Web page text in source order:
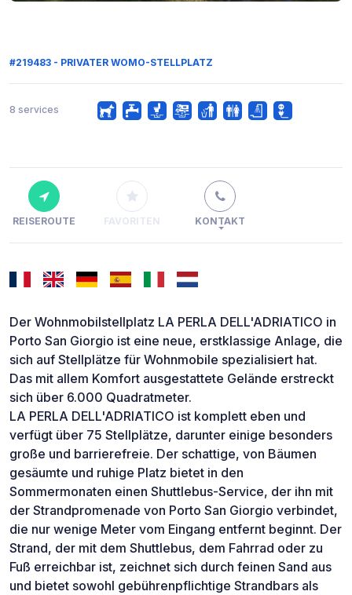
#219483 - PRIVATER WOMO-STELLPLATZ
8 services
REISEROUTE FAVORITEN KONTAKT
Der Wohnmobilstellplatz LA PERLA DELL'ADRIATICO in
Porto San Giorgio ist eine neue, erstklassige Anlage, die
sich auf Stellplätze für Wohnmobile spezialisiert hat.
Das mit allem Komfort ausgestattete Gelände erstreckt
sich über 6.000 Quadratmeter.
LA PERLA DELL'ADRIATICO ist komplett eben und
verfügt über 75 Stellplätze, darunter einige besonders
große und barrierefreie. Der schattige, von Bäumen
gesäumte und ruhige Platz bietet in den
Sommermonaten einen Shuttlebus-Service, der ihn mit
der Strandpromenade von Porto San Giorgio verbindet,
die nur wenige Meter vom Eingang entfernt beginnt. Der
Strand, der mit dem Shuttlebus, dem Fahrrad oder zu
Fuß erreichbar ist, zeichnet sich durch feinen Sand aus
und bietet sowohl gebührenpflichtige Strandbars als